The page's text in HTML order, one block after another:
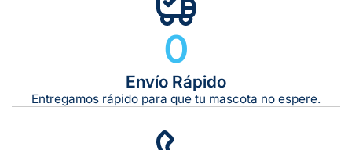
0
Envío Rápido
Entregamos rápido para que tu mascota no espere.